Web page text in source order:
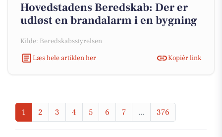
Hovedstadens Beredskab: Der er
udløst en brandalarm i en bygning
Kilde: Beredskabsstyrelsen
Læs hele artiklen her
Kopiér link
1 2 3 4 5 6 7 ... 376